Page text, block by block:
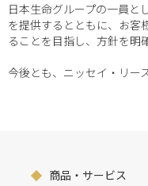
日本生命グループの一員と
を提供するとともに、お客
ることを目指し、方針を明
今後とも、ニッセイ・リー
商品・サービス